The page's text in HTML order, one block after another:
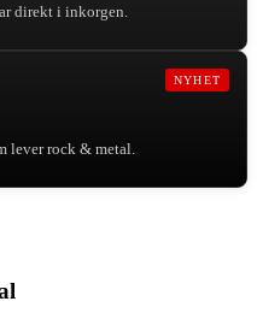
direkt i inkorgen.
NYHET
lever rock & metal.